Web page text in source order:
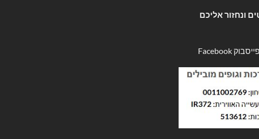
ונחזור אליכם
Facebook